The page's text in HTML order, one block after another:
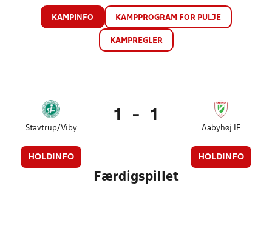
KAMPINFO KAMPPROGRAM FOR PULJE
KAMPREGLER
Stavtrup/Viby
HOLDINFO
1 - 1
Aabyhøj IF
HOLDINFO
Færdigspillet